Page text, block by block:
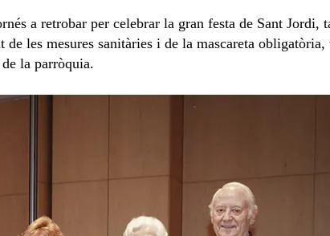
a retrobar per celebrar la gran festa de Sant Jordi,
les mesures sanitàries i de la mascareta obligatòria,
la parròquia.